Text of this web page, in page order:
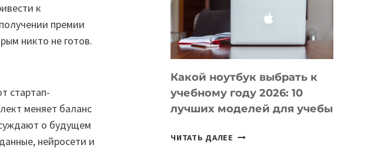
к
премии
никто не готов.
стартап-
меняет баланс
о будущем
нейросети и
СОЗДАВАТЬ
БЕЗ
КОДА
Какой ноутбук выбрать к
учебному году 2026: 10
лучших моделей для учебы
ЧИТАТЬ ДАЛЕЕ КАКОЙ